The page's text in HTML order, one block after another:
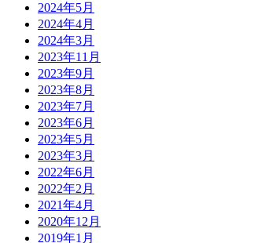
2024年5月
2024年4月
2024年3月
2023年11月
2023年9月
2023年8月
2023年7月
2023年6月
2023年5月
2023年3月
2022年6月
2022年2月
2021年4月
2020年12月
2019年1月